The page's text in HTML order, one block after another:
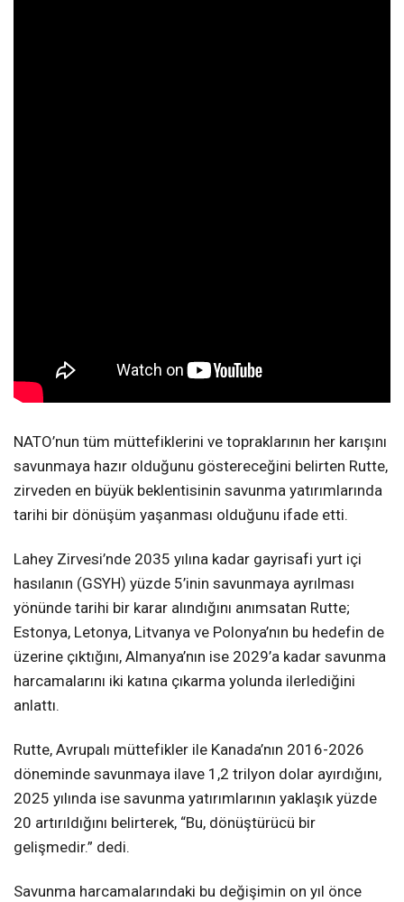
NATO’nun tüm müttefiklerini ve topraklarının her karışını
savunmaya hazır olduğunu göstereceğini belirten Rutte,
zirveden en büyük beklentisinin savunma yatırımlarında
tarihi bir dönüşüm yaşanması olduğunu ifade etti.
Lahey Zirvesi’nde 2035 yılına kadar gayrisafi yurt içi
hasılanın (GSYH) yüzde 5’inin savunmaya ayrılması
yönünde tarihi bir karar alındığını anımsatan Rutte;
Estonya, Letonya, Litvanya ve Polonya’nın bu hedefin de
üzerine çıktığını, Almanya’nın ise 2029’a kadar savunma
harcamalarını iki katına çıkarma yolunda ilerlediğini
anlattı.
Rutte, Avrupalı müttefikler ile Kanada’nın 2016-2026
döneminde savunmaya ilave 1,2 trilyon dolar ayırdığını,
2025 yılında ise savunma yatırımlarının yaklaşık yüzde
20 artırıldığını belirterek, “Bu, dönüştürücü bir
gelişmedir.” dedi.
Savunma harcamalarındaki bu değişimin on yıl önce